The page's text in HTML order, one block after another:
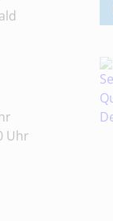
Uhr